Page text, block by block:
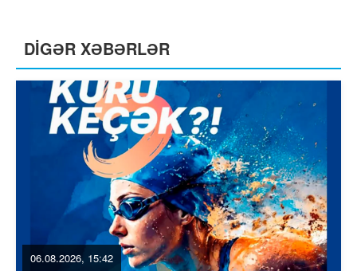
DİGƏR XƏBƏRLƏR
06.08.2026, 15:42